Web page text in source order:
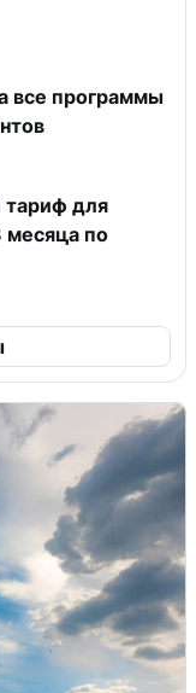
все программы
тариф для
месяца по